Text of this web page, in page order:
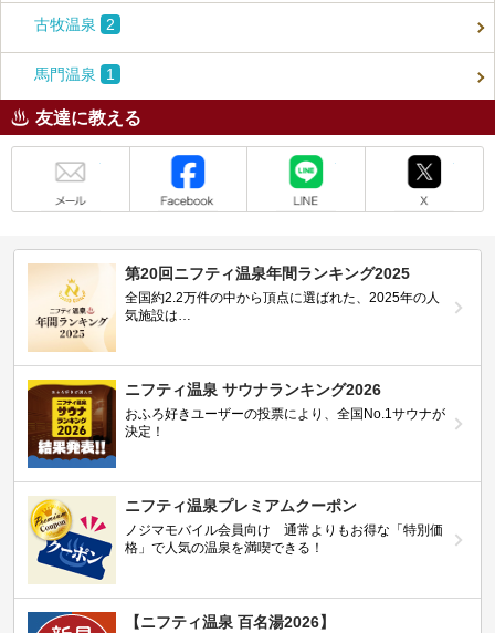
古牧温泉 2
馬門温泉 1
友達に教える
第20回ニフティ温泉年間ランキング2025
全国約2.2万件の中から頂点に選ばれた、2025年の人
気施設は…
ニフティ温泉 サウナランキング2026
おふろ好きユーザーの投票により、全国No.1サウナが
決定！
ニフティ温泉プレミアムクーポン
ノジマモバイル会員向け 通常よりもお得な「特別価
格」で人気の温泉を満喫できる！
【ニフティ温泉 百名湯2026】